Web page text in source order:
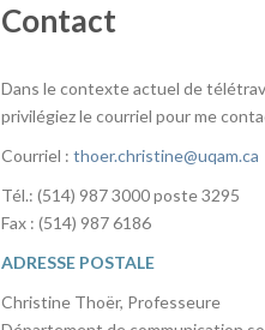
Contact
Dans le contexte actuel de
privilégiez le courriel pour me
Courriel : thoer.christine@uqam.ca
Tél.: (514) 987 3000 poste 3295
Fax : (514) 987 6186
ADRESSE POSTALE
Christine Thoër, Professeure